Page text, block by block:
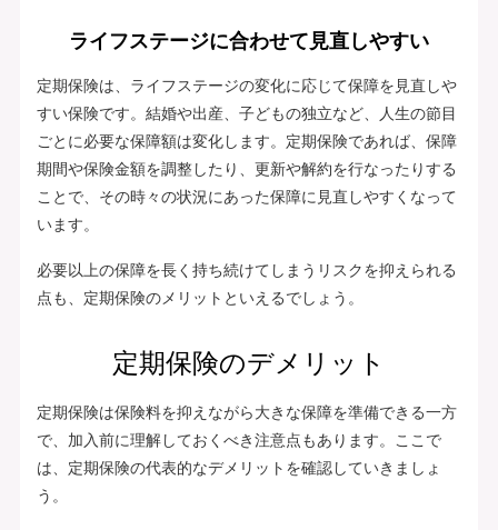
ライフステージに合わせて見直しやすい
定期保険は、ライフステージの変化に応じて保障を見直しや
すい保険です。結婚や出産、子どもの独立など、人生の節目
ごとに必要な保障額は変化します。定期保険であれば、保障
期間や保険金額を調整したり、更新や解約を行なったりする
ことで、その時々の状況にあった保障に見直しやすくなって
います。
必要以上の保障を長く持ち続けてしまうリスクを抑えられる
点も、定期保険のメリットといえるでしょう。
定期保険のデメリット
定期保険は保険料を抑えながら大きな保障を準備できる一方
で、加入前に理解しておくべき注意点もあります。ここで
は、定期保険の代表的なデメリットを確認していきましょ
う。